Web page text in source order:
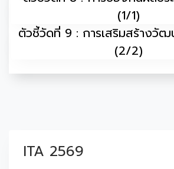
(1/1)
ตัวชี้วัดที่ 9 : การเสริมสร้างวั
(2/2)
ITA 2569